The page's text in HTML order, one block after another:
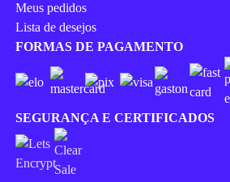
Meus pedidos
Lista de desejos
FORMAS DE PAGAMENTO
SEGURANÇA E CERTIFICADOS